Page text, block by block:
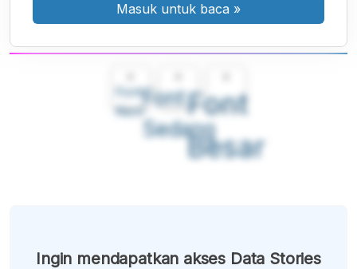
Font
Kecil
Font
Sedang
Font
Besar
Masuk untuk baca »
Ingin mendapatkan akses Data Stories